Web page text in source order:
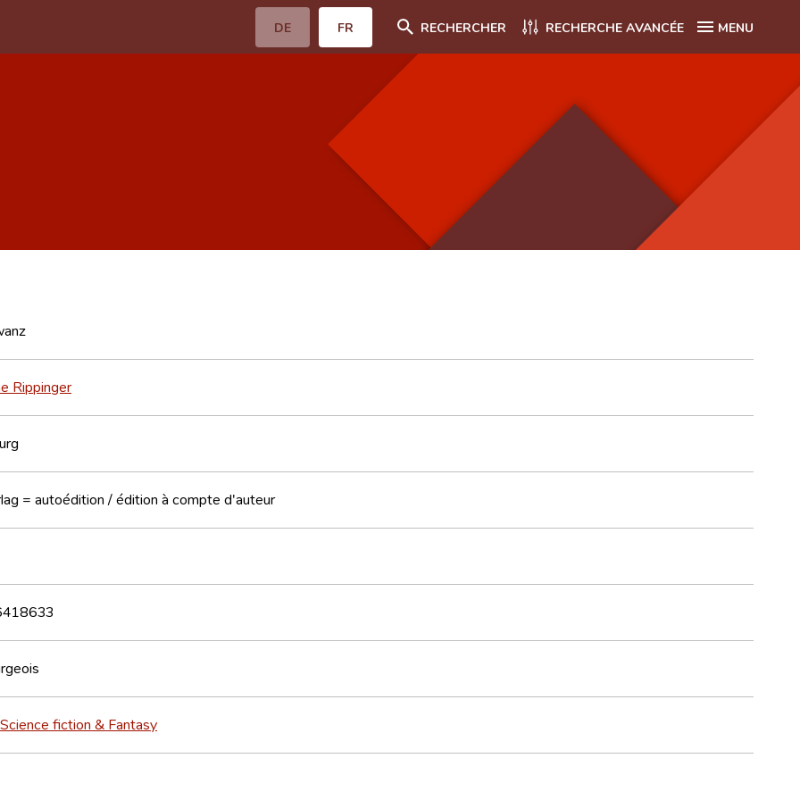
DE FR RECHERCHER RECHERCHE AVANCÉE MENU
Rippinger
= autoédition / édition à compte d'auteur
Science fiction & Fantasy